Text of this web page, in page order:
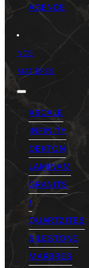
AGENCE
NOS
MATIÈRES
ASCALE
INFINITY
DEKTON
LAMINAM
GRANITS
/
QUARTZITES
SILESTONE
MARBRES